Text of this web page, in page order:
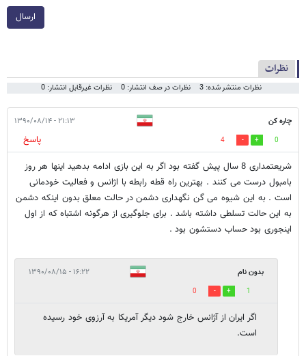
ارسال
نظرات
نظرات منتشر شده: 3 نظرات در صف انتشار: 0 نظرات غیرقابل انتشار: 0
چاره کن ۲۱:۱۳ - ۱۳۹۰/۰۸/۱۴
0
4
پاسخ
شریعتمداری 8 سال پیش گفته بود اگر به این بازی ادامه بدهید اینها هر روز
بامبول درست می کنند . بهترین راه قطه رابطه با اژانس و فعالیت خودمانی
است . به این شیوه می گن نگهداری دشمن در حالت معلق بدون اینکه دشمن
به این حالت تسلطی داشته باشد . برای جلوگیری از هرگونه اشتباه که از اول
اینجوری بود حساب دستشون بود .
بدون نام ۱۶:۲۲ - ۱۳۹۰/۰۸/۱۵
1
0
اگر ایران از آژانس خارج شود دیگر آمریکا به آرزوی خود رسیده
است.